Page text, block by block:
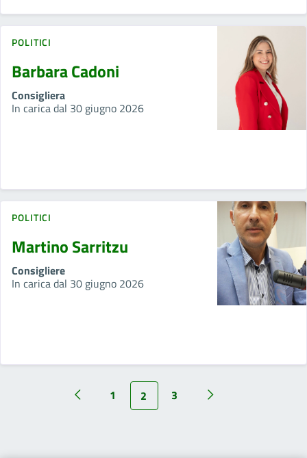
POLITICI
Barbara Cadoni
Consigliera
In carica dal 30 giugno 2026
POLITICI
Martino Sarritzu
Consigliere
In carica dal 30 giugno 2026
1 2 3